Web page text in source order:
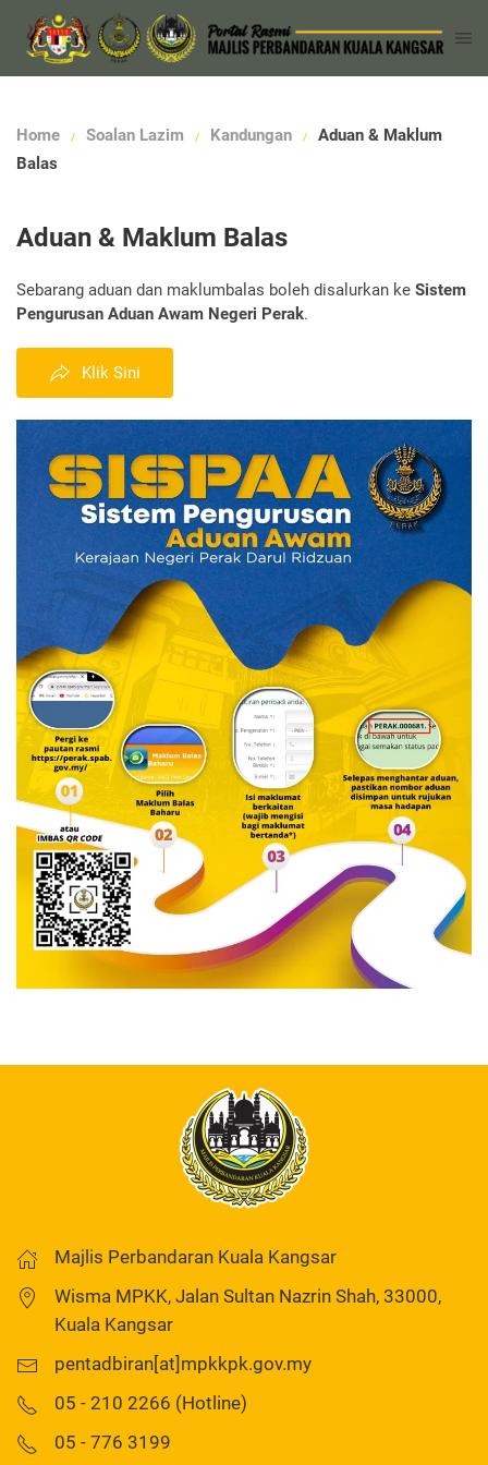
Home Soalan Lazim Kandungan
Aduan & Maklum
Balas
Aduan & Maklum Balas
Sebarang aduan dan maklumbalas boleh disalurkan ke Sistem
Pengurusan Aduan Awam Negeri Perak.
Klik Sini
Majlis Perbandaran Kuala Kangsar
Wisma MPKK, Jalan Sultan Nazrin Shah, 33000,
Kuala Kangsar
pentadbiran[at]mpkkpk.gov.my
05 - 210 2266 (Hotline)
05 - 776 3199